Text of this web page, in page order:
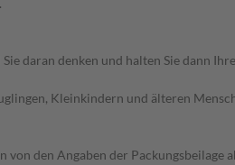
daran denken und halten Sie dann
Kleinkindern und älteren
von den Angaben der